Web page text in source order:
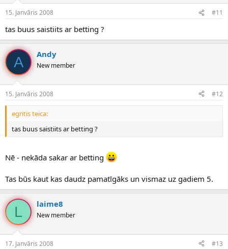
15. Janvāris 2008 #11
tas buus saistiits ar betting ?
A Andy
New member
15. Janvāris 2008 #12
egritis teica:
tas buus saistiits ar betting ?
Nē - nekāda sakar ar betting
Tas būs kaut kas daudz pamatīgāks un vismaz uz gadiem 5.
L laime8
New member
17. Janvāris 2008 #13